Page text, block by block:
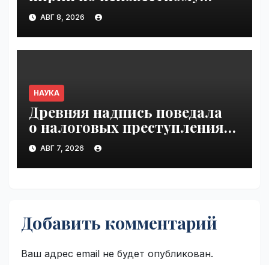
ранее механизму | VseTime.ru
АВГ 8, 2026
НАУКА
Древняя надпись поведала
о налоговых преступлениях |
VseTime.ru
АВГ 7, 2026
Добавить комментарий
Ваш адрес email не будет опубликован.